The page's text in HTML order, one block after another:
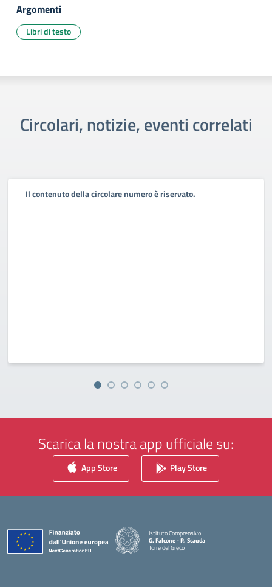
Argomenti
Libri di testo
Circolari, notizie, eventi correlati
Il contenuto della circolare numero è riservato.
Scarica la nostra app ufficiale su:
App Store Play Store
Istituto Comprensivo
G. Falcone - R. Scauda
Torre del Greco